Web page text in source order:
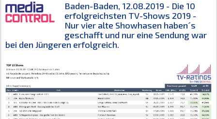
Baden-Baden, 12.08.2019 - Die 10
erfolgreichsten TV-Shows 2019 -
Nur vier alte Showhasen haben´s
geschafft und nur eine Sendung war
bei den Jüngeren erfolgreich.